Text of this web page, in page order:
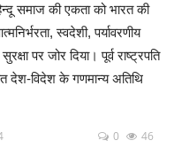
समाज की एकता को भारत की
स्वदेशी, पर्यावरणीय
पर जोर दिया। पूर्व राष्ट्रपति
देश-विदेश के गणमान्य अतिथि
0 46